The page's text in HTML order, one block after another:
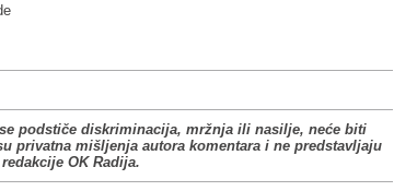
podstiče diskriminacija, mržnja ili nasilje, neće biti
privatna mišljenja autora komentara i ne predstavljaju
OK Radija.